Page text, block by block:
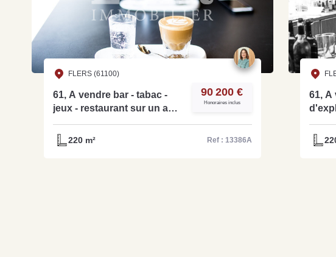
FLERS (61100)
61, A vendre bar - tabac -
jeux - restaurant sur un axe
passager - ref 13386A
90 200 €
Honoraires inclus
220 m² Ref : 13386A
61, A
un